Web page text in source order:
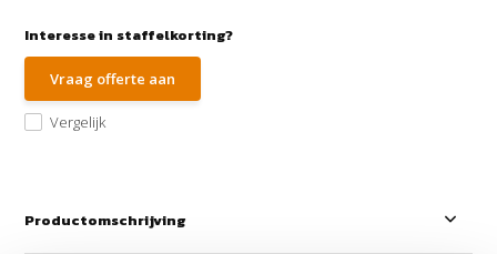
Interesse in staffelkorting?
Vraag offerte aan
Vergelijk
Productomschrijving